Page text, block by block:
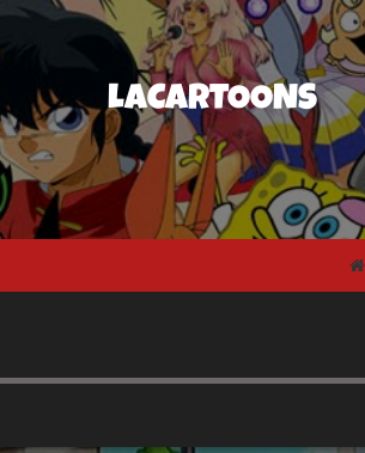
LACARTOONS